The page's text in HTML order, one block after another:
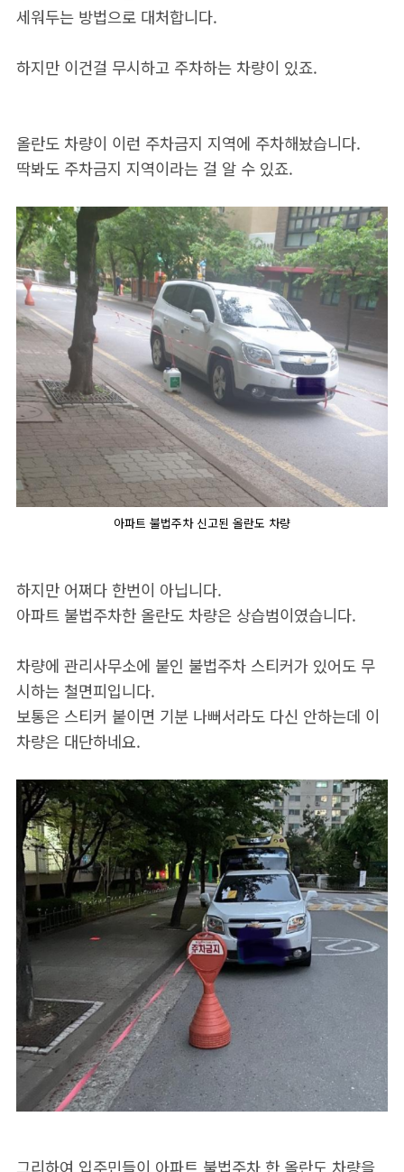
세워두는 방법으로 대처합니다.
하지만 이건걸 무시하고 주차하는 차량이 있죠.
올란도 차량이 이런 주차금지 지역에 주차해놨습니다.
딱봐도 주차금지 지역이라는 걸 알 수 있죠.
아파트 불법주차 신고된 올란도 차량
하지만 어쩌다 한번이 아닙니다.
아파트 불법주차한 올란도 차량은 상습범이였습니다.
차량에 관리사무소에 붙인 불법주차 스티커가 있어도 무
시하는 철면피입니다.
보통은 스티커 붙이면 기분 나뻐서라도 다신 안하는데 이
차량은 대단하네요.
그리하여 입주민들이 아파트 불법주차 한 올란도 차량을